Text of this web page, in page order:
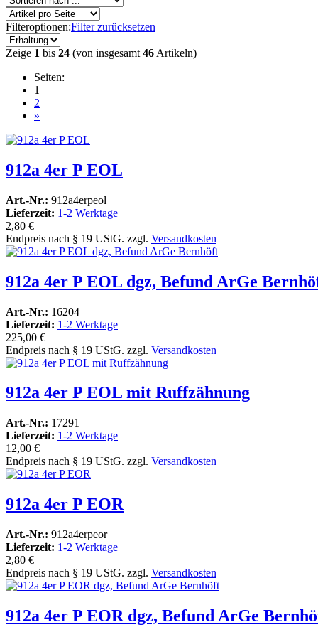
Filteroptionen:Filter zurücksetzen
Zeige 1 bis 24 (von insgesamt 46 Artikeln)
Seiten:
1
2
»
912a 4er P EOL
Art.-Nr.: 912a4erpeol
Lieferzeit: 1-2 Werktage
2,80 €
Endpreis nach § 19 UStG. zzgl. Versandkosten
912a 4er P EOL dgz, Befund ArGe
Art.-Nr.: 16204
Lieferzeit: 1-2 Werktage
225,00 €
Endpreis nach § 19 UStG. zzgl. Versandkosten
912a 4er P EOL mit Ruffzähnung
Art.-Nr.: 17291
Lieferzeit: 1-2 Werktage
12,00 €
Endpreis nach § 19 UStG. zzgl. Versandkosten
912a 4er P EOR
Art.-Nr.: 912a4erpeor
Lieferzeit: 1-2 Werktage
2,80 €
Endpreis nach § 19 UStG. zzgl. Versandkosten
912a 4er P EOR dgz, Befund ArGe